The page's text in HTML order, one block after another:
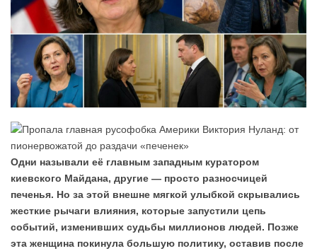
Одни называли её главным западным куратором
киевского Майдана, другие — просто разносчицей
печенья. Но за этой внешне мягкой улыбкой скрывались
жесткие рычаги влияния, которые запустили цепь
событий, изменивших судьбы миллионов людей. Позже
эта женщина покинула большую политику, оставив после